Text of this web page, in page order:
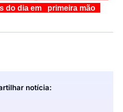
do dia em primeira mão
notícia: